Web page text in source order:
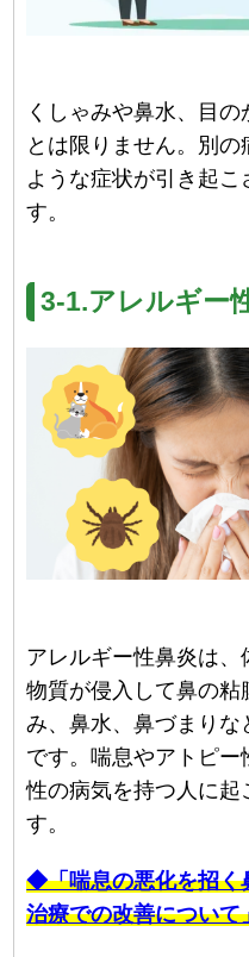
くしゃみや鼻水、目
とは限りません。別
ような症状が引き起こ
す。
3-1.アレルギー
アレルギー性鼻炎は、
物質が侵入して鼻の粘
み、鼻水、鼻づまり
です。喘息やアトピ
性の病気を持つ人に起
す。
◆「喘息の悪化を招く
治療での改善について